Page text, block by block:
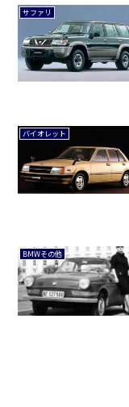
サファリ
バイオレット
BMWその他